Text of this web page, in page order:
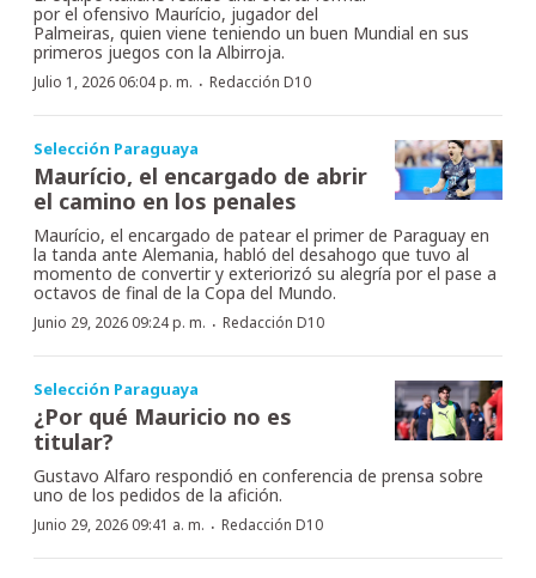
por el ofensivo Maurício, jugador del
Palmeiras, quien viene teniendo un buen Mundial en sus
primeros juegos con la Albirroja.
Julio 1, 2026 06:04 p. m. · Redacción D10
Selección Paraguaya
Maurício, el encargado de abrir
el camino en los penales
Maurício, el encargado de patear el primer de Paraguay en
la tanda ante Alemania, habló del desahogo que tuvo al
momento de convertir y exteriorizó su alegría por el pase a
octavos de final de la Copa del Mundo.
Junio 29, 2026 09:24 p. m. · Redacción D10
Selección Paraguaya
¿Por qué Mauricio no es
titular?
Gustavo Alfaro respondió en conferencia de prensa sobre
uno de los pedidos de la afición.
Junio 29, 2026 09:41 a. m. · Redacción D10